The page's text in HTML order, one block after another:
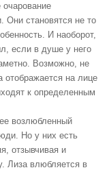
очарование
Они становятся не то
И наоборот,
если в душе у него
Возможно, не
отображается на лице
к определенным
возлюбленный
Но у них есть
отзывчивая и
Лиза влюбляется в